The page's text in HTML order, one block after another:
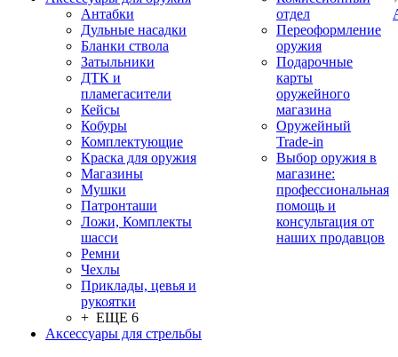
Антабки
Дульные насадки
Бланки ствола
Затыльники
ДТК и
пламегасители
Кейсы
Кобуры
Комплектующие
Краска для оружия
Магазины
Мушки
Патронташи
Ложи, Комплекты
шасси
Ремни
Чехлы
Приклады, цевья и
рукоятки
+ ЕЩЕ 6
Аксессуары для стрельбы
отдел
Переоформление
оружия
Подарочные
карты
оружейного
магазина
Оружейный
Trade-in
Выбор оружия в
магазине:
профессиональная
помощь и
консультация от
наших продавцов